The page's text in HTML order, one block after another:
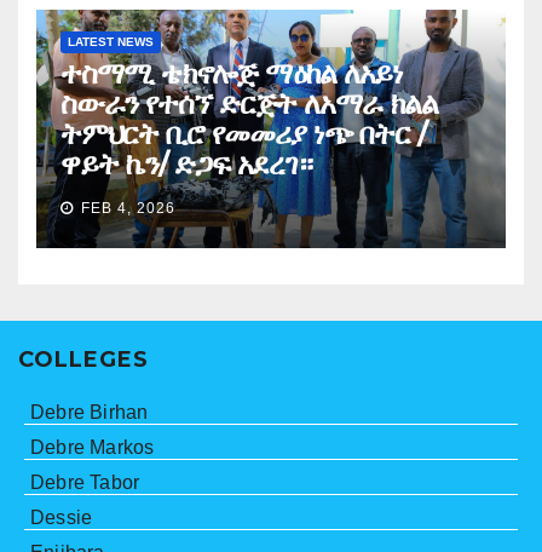
LATEST NEWS
ተስማሚ ቴክኖሎጅ ማዕከል ለአይነ
ስውራን የተሰኘ ድርጅት ለአማራ ክልል
ትምህርት ቢሮ የመመሪያ ነጭ በትር /
ዋይት ኬን/ ድጋፍ አደረገ።
FEB 4, 2026
COLLEGES
Debre Birhan
Debre Markos
Debre Tabor
Dessie